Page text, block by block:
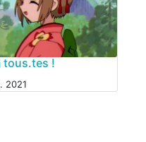
tous.tes !
2021